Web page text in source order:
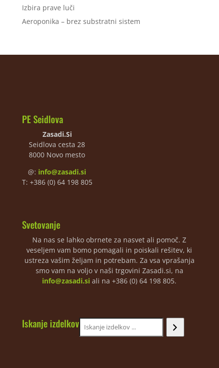
Izbira prave luči
Aeroponika – brez substratni sistem
PE Seidlova
Zasadi.Si
Seidlova cesta 28
8000 Novo mesto
@: info@zasadi.si
T: +386 (0) 64 198 805
Svetovanje
Na nas se lahko obrnete za nasvet ali pomoč. Z
veseljem vam bomo pomagali in poiskali rešitev, ki
ustreza vašim željam in potrebam. Za vsa vprašanja
smo vam na voljo v naši trgovini Zasadi.si, na
info@zasadi.si ali na +386 (0) 64 198 805.
Iskanje izdelkov